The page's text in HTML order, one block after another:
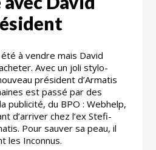
à vendre mais David
Avec un joli stylo-
président d’Armatis
est passé par des
publicité, du BPO : Webhelp,
d’arriver chez l’ex Stefi-
Pour sauver sa peau, il
les Inconnus.